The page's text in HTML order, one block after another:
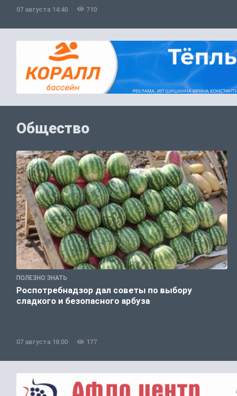
07 августа 14:40 710
Общество
ПОЛЕЗНО ЗНАТЬ
Роспотребнадзор дал советы по выбору
сладкого и безопасного арбуза
07 августа 18:00 177